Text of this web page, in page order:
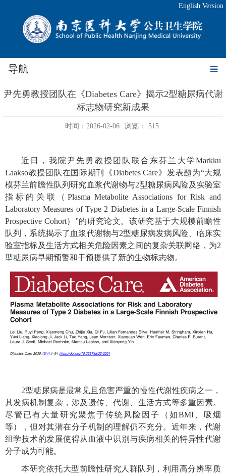
English Version
导航
尹先勇教授团队在《Diabetes Care》揭示2型糖尿病代谢
标志物研究新成果
时间：2026-02-06 浏览： 515
近日，我院尹先勇教授团队联合东芬兰大学Markku
Laakso教授团队在国际期刊《Diabetes Care》发表题为“大规
模芬兰前瞻性队列研究血浆代谢物与2型糖尿病风险及实验室
指标的关联（ Plasma Metabolite Associations for Risk and
Laboratory Measures of Type 2 Diabetes in a Large-Scale Finnish
Prospective Cohort） ”的研究论文。该研究基于大规模前瞻性
队列，系统揭示了血浆代谢物与2型糖尿病发病风险、临床实
验室指标及生活方式相关危险因素之间的复杂关联网络，为2
型糖尿病早期预警和干预提供了新的生物标志物。
2型糖尿病是最常见且危害严重的慢性代谢性疾病之一，
其发病机制复杂，涉及遗传、代谢、生活方式等多重因素。
尽管已有大量研究聚焦于传统风险因子（如BMI、吸烟
等），但对其潜在分子机制的理解仍不充分。近年来，代谢
组学技术的发展使得从血液中识别与疾病相关的特异性代谢
分子成为可能。
本研究依托大型前瞻性研究人群队列，利用高分辨率质